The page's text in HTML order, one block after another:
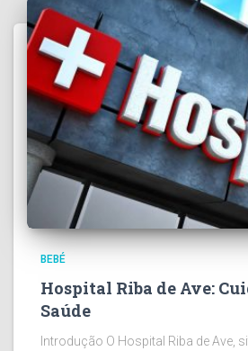
BEBÉ
Hospital Riba de Ave:
Saúde
Introdução O Hospital Riba de Ave,